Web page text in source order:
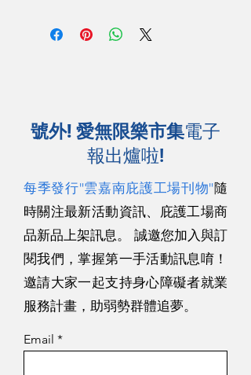
號外! 愛無限樂市集電子
報出爐啦!
每季發行"雲嘉南庇護工場刊物"隨
時關注最新活動資訊、庇護工場商
品新品上架訊息。 誠邀您加入與訂
閱我們，掌握第一手活動訊息唷！
邀請大家一起支持身心障礙者就業
服務計畫，助弱勢群體追夢。
Email